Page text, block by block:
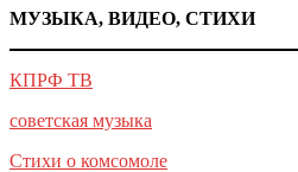
МУЗЫКА, ВИДЕО, СТИХИ
КПРФ ТВ
советская музыка
Стихи о комсомоле